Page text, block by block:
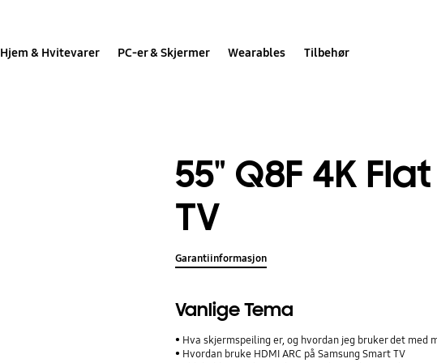
Hjem & Hvitevarer PC-er & Skjermer Wearables Tilbehør
55" Q8F 4K
TV
Garantiinformasjon
Vanlige Tema
Hva skjermspeiling er, og hvordan jeg bruker det med
Hvordan bruke HDMI ARC på Samsung Smart TV